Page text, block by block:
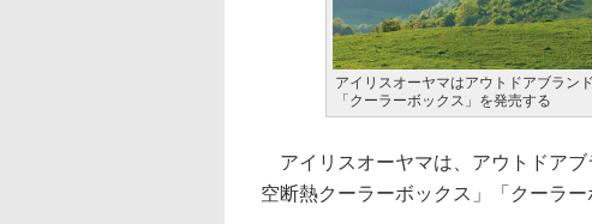
アイリスオーヤマはアウトドアブラン
「クーラーボックス」を発売する
アイリスオーヤマは、アウトドア
空断熱クーラーボックス」「クーラ